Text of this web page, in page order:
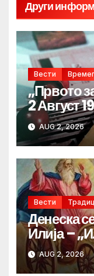
Други
Вести
„Првото
2 Август
AUG 2, 2026
Вести
Денеска
Илија –
AUG 2, 2026